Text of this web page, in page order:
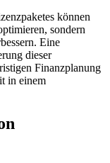
können
sondern
Eine
dieser
Finanzplanung
in einem